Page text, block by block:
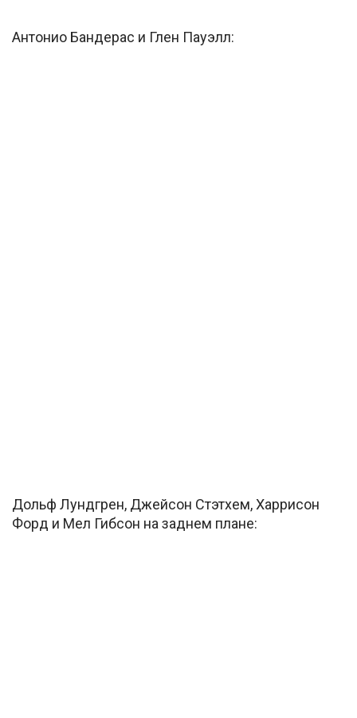
Антонио Бандерас и Глен Пауэлл:
Дольф Лундгрен, Джейсон Стэтхем, Харрисон
Форд и Мел Гибсон на заднем плане: